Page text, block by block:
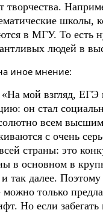
творчества.
школы,
в МГУ. То есть
людей в
иное мнение:
«На мой взгляд, ЕГЭ
он стал
всем
с очень
страны: это
в основном в
так далее.
только
Но если